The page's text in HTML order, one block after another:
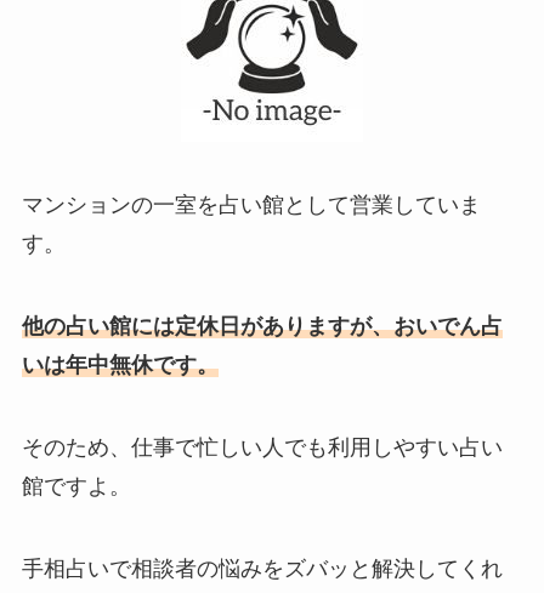
マンションの一室を占い館として営業していま
す。
他の占い館には定休日がありますが、おいでん占
いは年中無休です。
そのため、仕事で忙しい人でも利用しやすい占い
館ですよ。
手相占いで相談者の悩みをズバッと解決してくれ